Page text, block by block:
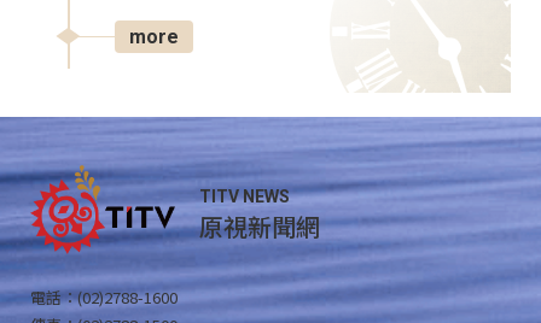
more
TITV NEWS
原視新聞網
電話：(02)2788-1600